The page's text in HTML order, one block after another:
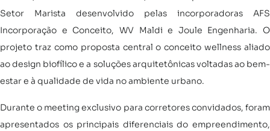
Setor Marista desenvolvido pelas incorporadoras AFS
Incorporação e Conceito, WV Maldi e Joule Engenharia. O
projeto traz como proposta central o conceito wellness aliado
ao design biofílico e a soluções arquitetônicas voltadas ao bem-
estar e à qualidade de vida no ambiente urbano.
Durante o meeting exclusivo para corretores convidados, foram
apresentados os principais diferenciais do empreendimento,